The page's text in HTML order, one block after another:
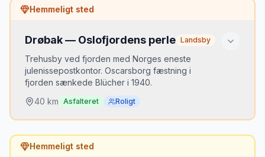
Mikkels tip
Spranget — derfra er det vandreture. E6
Hemmeligt sted
Drøbak — Oslofjordens perle Landsby
Trehusby ved fjorden med Norges eneste
julenissepostkontor. Oscarsborg fæstning i
fjorden sænkede Blücher i 1940.
40 km Asfalteret Roligt
Hvorfor er det hemmeligt?
40 km fra Oslo og totalt overset af turister. Lokale
Hemmeligt sted